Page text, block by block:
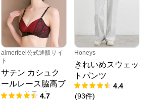
aimerfeel公式通販サイ
ト
サテン カシュク
ールレース脇高ブ
ラ(R) 単品ブラジ
4.7
Honeys
きれいめスウェッ
トパンツ
4.4
(93件)